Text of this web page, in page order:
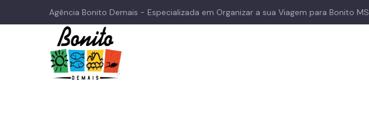
Agência Bonito Demais - Especializada em Organizar a sua Viagem para Bonito MS